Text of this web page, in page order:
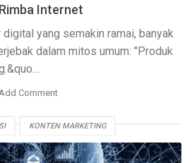
Internet
yang semakin ramai, banyak
dalam mitos umum: "Produk
Add Comment
KONTEN MARKETING
PRODUK DIGITAL